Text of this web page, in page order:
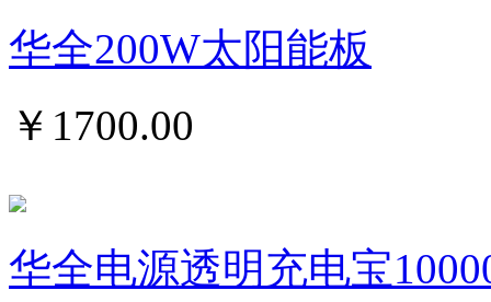
华全200W太阳能板
￥ 1700.00
华全电源透明充电宝